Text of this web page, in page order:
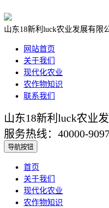
山东18新利luck农业发展有限
网站首页
关于我们
现代化农业
农作物知识
联系我们
山东18新利luck农业
服务热线：40000-
导航按钮
首页
关于我们
现代化农业
农作物知识